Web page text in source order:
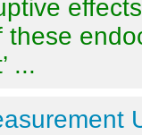
these
...